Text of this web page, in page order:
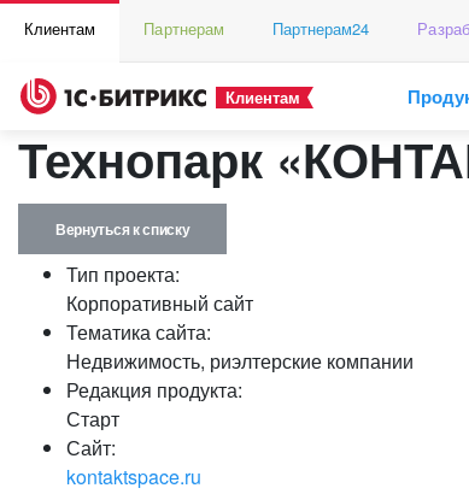
Клиентам Партнерам Партнерам24
Клиентам
Технопарк
Вернуться к списку
Тип проекта:
Корпоративный сайт
Тематика сайта:
Недвижимость, риэлтерские компании
Редакция продукта:
Старт
Сайт:
kontaktspace.ru